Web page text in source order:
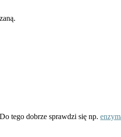
tego dobrze sprawdzi się np.